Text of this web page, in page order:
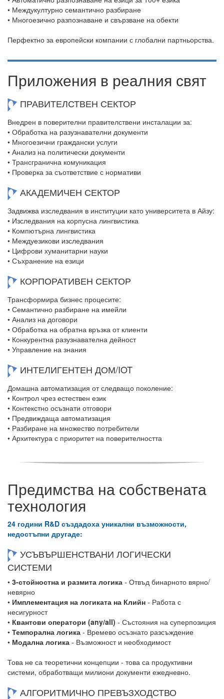
• Междукултурно семантично разбиране
• Многоезично разпознаване и свързване на обекти
Перфектно за европейски компании с глобални партньорства.
Приложения в реалния свят
ПРАВИТЕЛСТВЕН СЕКТОР
Внедрен в поверителни правителствени инсталации за:
• Обработка на разузнавателни документи
• Многоезични граждански услуги
• Анализ на политически документи
• Трансгранична комуникация
• Проверка за съответствие с нормативи
АКАДЕМИЧЕН СЕКТОР
Задвижва изследвания в институции като университета в Айзу:
• Изследвания на корпусна лингвистика
• Компютърна лингвистика
• Междуезикови изследвания
• Цифрови хуманитарни науки
• Съхранение на езици
КОРПОРАТИВЕН СЕКТОР
Трансформира бизнес процесите:
• Семантично разбиране на имейли
• Анализ на договори
• Обработка на обратна връзка от клиенти
• Конкурентна разузнавателна дейност
• Управление на знания
ИНТЕЛИГЕНТЕН ДОМ/IOT
Домашна автоматизация от следващо поколение:
• Контрол чрез естествен език
• Контекстно осъзнати отговори
• Предвиждаща автоматизация
• Разбиране на множество потребители
• Архитектура с приоритет на поверителността
Предимства на собствената
технология
24 години R&D създадоха уникални възможности,
недостъпни другаде:
УСЪВЪРШЕНСТВАНИ ЛОГИЧЕСКИ
СИСТЕМИ
• 3-стойностна и размита логика - Отвъд бинарното вярно/
невярно
• Имплементация на логиката на Клийн - Работа с
несигурност
• Квантови оператори (any/all) - Състояния на суперпозиция
• Темпорална логика - Времево осъзнато разсъждение
• Модална логика - Възможност и необходимост
Това не са теоретични концепции - това са продуктивни
системи, обработващи милиони документи ежедневно.
АЛГОРИТМИЧНО ПРЕВЪЗХОДСТВО